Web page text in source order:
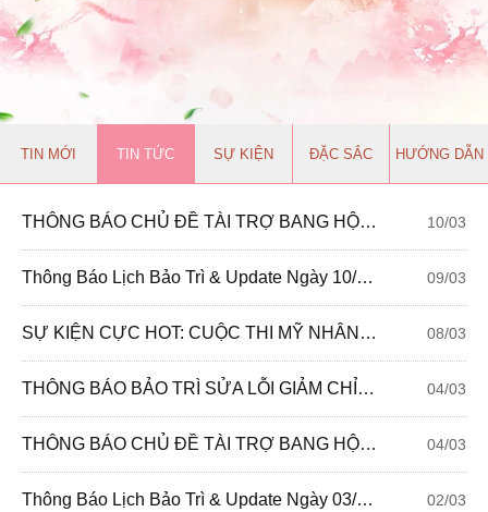
TIN MỚI TIN TỨC SỰ KIỆN ĐẶC SẮC HƯỚNG DẪN
THÔNG BÁO CHỦ ĐỀ TÀI TRỢ BANG HỘI TUẦN 111: HỒNG PHẤN GIAI NHÂN 10/03
Thông Báo Lịch Bảo Trì & Update Ngày 10/03/2021 09/03
SỰ KIỆN CỰC HOT: CUỘC THI MỸ NHÂN TÌNH KIẾM 2021 08/03
THÔNG BÁO BẢO TRÌ SỬA LỖI GIẢM CHỈ SỐ 04/03
THÔNG BÁO CHỦ ĐỀ TÀI TRỢ BANG HỘI TUẦN 110: BANG HỘI SÁNG TẠO 2 04/03
Thông Báo Lịch Bảo Trì & Update Ngày 03/03/2021 02/03